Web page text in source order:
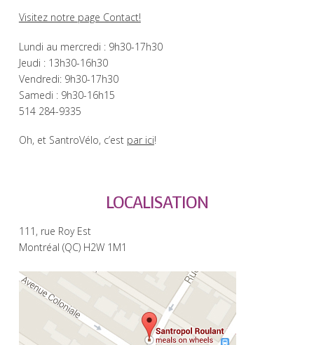
Visitez notre page Contact!
Lundi au mercredi : 9h30-17h30
Jeudi : 13h30-16h30
Vendredi: 9h30-17h30
Samedi : 9h30-16h15
514 284-9335
Oh, et SantroVélo, c’est par ici!
LOCALISATION
111, rue Roy Est
Montréal (QC) H2W 1M1